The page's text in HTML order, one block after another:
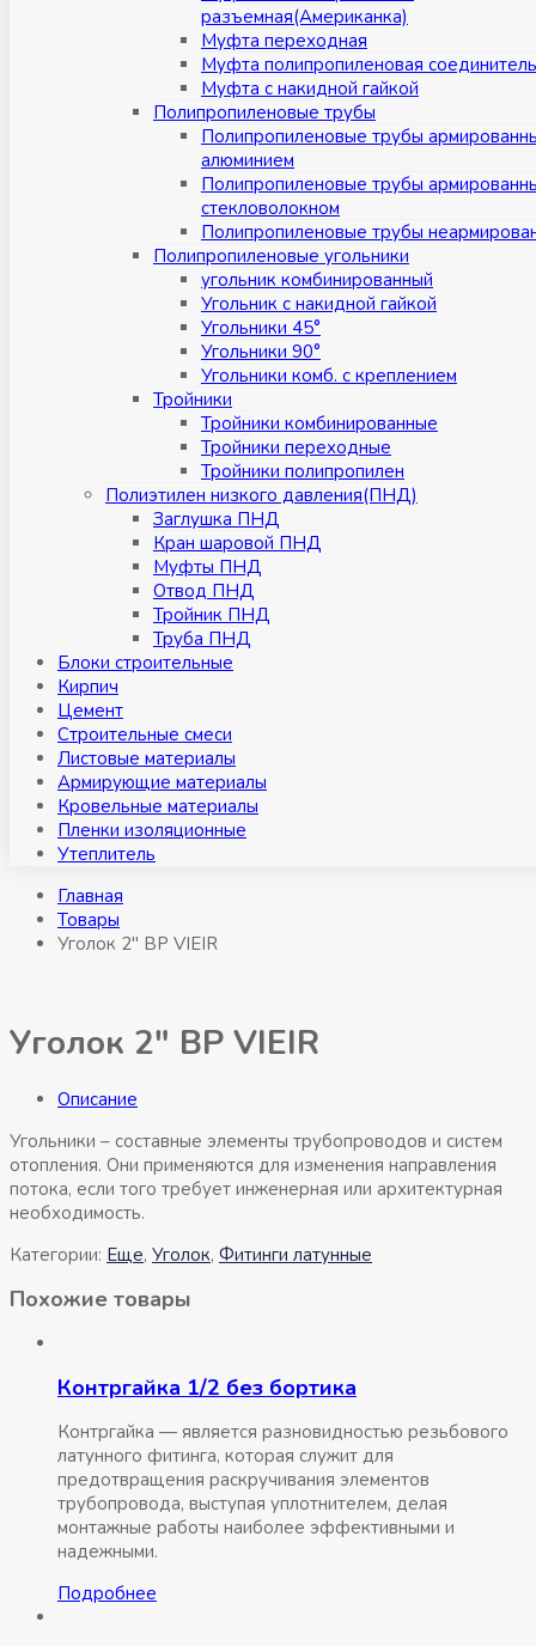
разъемная(Американка)
Муфта переходная
Муфта полипропиленовая
Муфта с накидной гайкой
Полипропиленовые трубы
Полипропиленовые трубы
алюминием
Полипропиленовые трубы
стекловолокном
Полипропиленовые трубы
Полипропиленовые угольники
угольник комбинированный
Угольник с накидной гайкой
Угольники 45°
Угольники 90°
Угольники комб. с креплением
Тройники
Тройники комбинированные
Тройники переходные
Тройники полипропилен
Полиэтилен низкого давления(ПНД)
Заглушка ПНД
Кран шаровой ПНД
Муфты ПНД
Отвод ПНД
Тройник ПНД
Труба ПНД
Блоки строительные
Кирпич
Цемент
Строительные смеси
Листовые материалы
Армирующие материалы
Кровельные материалы
Пленки изоляционные
Утеплитель
Главная
Товары
Уголок 2″ ВР VIEIR
Уголок 2″ ВР VIEIR
Описание
Угольники – составные элементы трубопроводов и систем
отопления. Они применяются для изменения направления
потока, если того требует инженерная или архитектурная
необходимость.
Категории: Eщe, Уголок, Фитинги латунные
Похожие товары
Контргайка 1/2 без бортика
Контргайка — является разновидностью резьбового
латунного фитинга, которая служит для
предотвращения раскручивания элементов
трубопровода, выступая уплотнителем, делая
монтажные работы наиболее эффективными и
надежными.
Подробнее